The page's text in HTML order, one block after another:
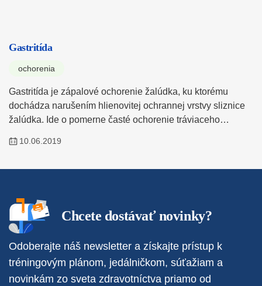
Gastritída
ochorenia
Gastritída je zápalové ochorenie žalúdka, ku ktorému
dochádza narušením hlienovitej ochrannej vrstvy sliznice
žalúdka. Ide o pomerne časté ochorenie tráviaceho…
10.06.2019
Chcete dostávať novinky?
Odoberajte náš newsletter a získajte prístup k
tréningovým plánom, jedálničkom, súťažiam a
novinkám zo sveta zdravotníctva priamo od